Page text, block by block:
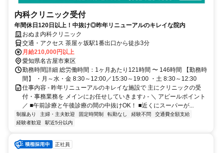
内科クリニック受付
年間休日120日以上！中抜け◎昨年リニューアルのキレイな院内
おぬま内科クリニック
交通・アクセス 茶屋ヶ坂駅1番出口から徒歩3分
月給210,000円以上
愛知県名古屋市東区
勤務時間詳細 総労働時間：1ヶ月あたり121時間 〜 146時間 【勤務時
間】 ・月～水・金 8:30～12:00／15:30～19:00 ・土 8:30～12:30
仕事内容 - 昨年リニューアルのキレイな施設で 主にクリニックの受
付・事務業務を メインにお任せしていきます♪ - ＼ アピールポイント
／ ■午前診療と午後診療の間の中抜けOK！ ■近くにスーパーが...
制服あり 主婦・主夫歓迎 固定時間制 転勤なし 経験不問
交通費全額支給
経験者歓迎
駅近5分以内
正社員